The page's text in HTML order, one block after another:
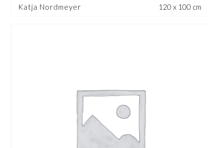
Katja Nordmeyer
120 x 100 cm